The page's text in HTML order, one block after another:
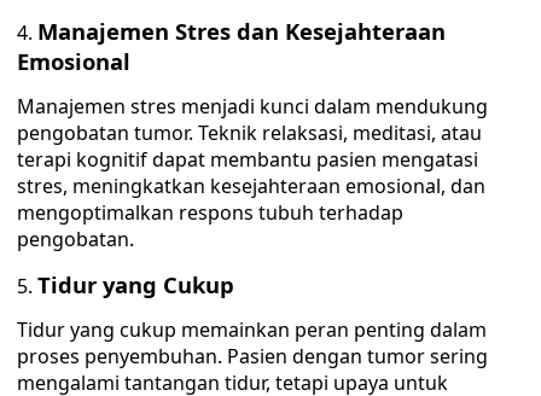
Manajemen Stres dan Kesejahteraan
Emosional
Manajemen stres menjadi kunci dalam mendukung
pengobatan tumor. Teknik relaksasi, meditasi, atau
terapi kognitif dapat membantu pasien mengatasi
stres, meningkatkan kesejahteraan emosional, dan
mengoptimalkan respons tubuh terhadap
pengobatan.
Tidur yang Cukup
Tidur yang cukup memainkan peran penting dalam
proses penyembuhan. Pasien dengan tumor sering
mengalami tantangan tidur, tetapi upaya untuk